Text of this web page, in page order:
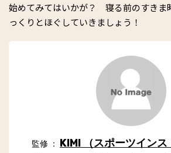
始めてみてはいかが？ 寝る前のすきま
っくりとほぐしていきましょう！
監修 ： KIMI （スポーツインス